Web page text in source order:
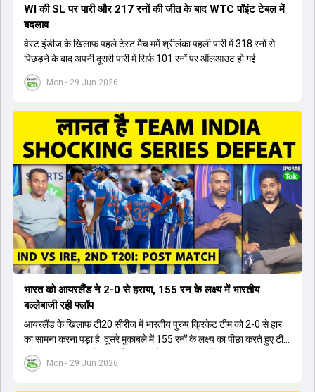
Mon - 29 Jun 2026
WI की SL पर पारी और 217 रनों की जीत के बाद WTC पॉइंट टेबल में
बदलाव
वेस्ट इंडीज के ख‍िलाफ पहले टेस्ट मैच ममें श्रीलंका पहली पारी में 318 रनों से
पिछड़ने के बाद अपनी दूसरी पारी में सिर्फ 101 रनों पर ऑलआउट हो गई.
Mon - 29 Jun 2026
भारत को आयरलैंड ने 2-0 से हराया, 155 रन के लक्ष्य में भारतीय
बल्लेबाजी रही फ्लॉप
आयरलैंड के खिलाफ टी20 सीरीज में भारतीय पुरुष क्रिकेट टीम को 2-0 से हार
का सामना करना पड़ा है. दूसरे मुकाबले में 155 रनों के लक्ष्य का पीछा करते हुए टीम
इंडिया महज एक रन से चूक गई. इस हार के बाद कप्तान श्रेयस अय्यर, संजू
सैमसन, शिवम दुबे और उपकप्तान की धीमी बल्लेबाजी व खराब शॉट चयन पर गंभीर